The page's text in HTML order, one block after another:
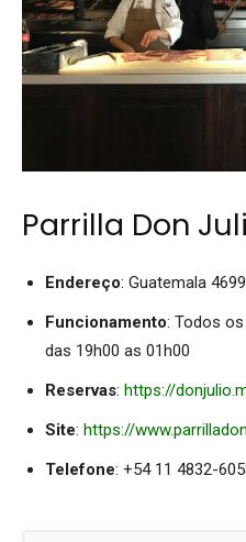
Parrilla Don
Endereço: Guatemala
Funcionamento: Todos
das 19h00 as 01h00
Reservas: https://
Site: https://
Telefone: +54 11 4832-